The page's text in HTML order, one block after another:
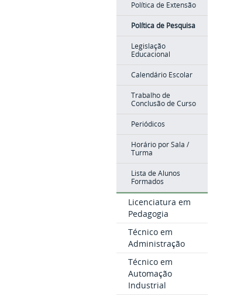
Política de Extensão
Política de Pesquisa
Legislação
Educacional
Calendário Escolar
Trabalho de
Conclusão de Curso
Periódicos
Horário por Sala /
Turma
Lista de Alunos
Formados
Licenciatura em
Pedagogia
Técnico em
Administração
Técnico em
Automação
Industrial